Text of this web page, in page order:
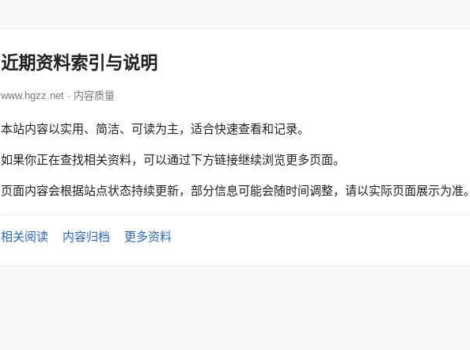
近期资料索引与说明
www.hgzz.net · 内容质量
本站内容以实用、简洁、可读为主，适合快速查看和记录。
如果你正在查找相关资料，可以通过下方链接继续浏览更多页面。
页面内容会根据站点状态持续更新，部分信息可能会随时间调整，请以实际页面展示为准。
相关阅读 内容归档 更多资料